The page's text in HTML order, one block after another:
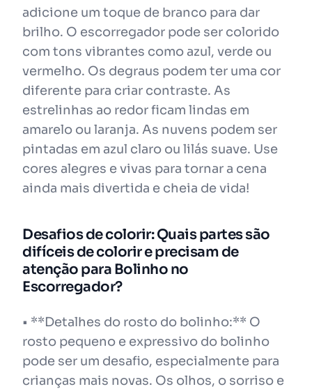
adicione um toque de branco para dar
brilho. O escorregador pode ser colorido
com tons vibrantes como azul, verde ou
vermelho. Os degraus podem ter uma cor
diferente para criar contraste. As
estrelinhas ao redor ficam lindas em
amarelo ou laranja. As nuvens podem ser
pintadas em azul claro ou lilás suave. Use
cores alegres e vivas para tornar a cena
ainda mais divertida e cheia de vida!
Desafios de colorir: Quais partes são
difíceis de colorir e precisam de
atenção para Bolinho no
Escorregador?
• **Detalhes do rosto do bolinho:** O
rosto pequeno e expressivo do bolinho
pode ser um desafio, especialmente para
crianças mais novas. Os olhos, o sorriso e